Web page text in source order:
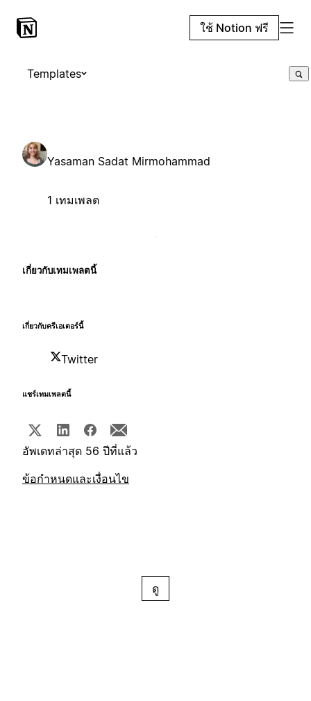
ใช้ Notion ฟรี
Templates
Yasaman Sadat Mirmohammad
1 เทมเพลต
เกี่ยวกับเทมเพลตนี้
เกี่ยวกับครีเอเตอร์นี้
Twitter
แชร์เทมเพลตนี้
อัพเดทล่าสุด 56 ปีที่แล้ว
ข้อกำหนดและเงื่อนไข
ดู